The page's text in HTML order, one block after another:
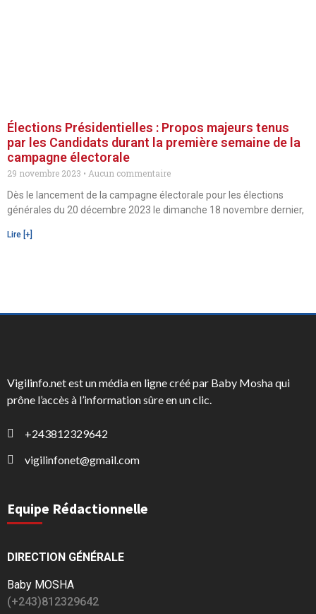
Élections Présidentielles : Propos majeurs tenus
par les Candidats durant la première semaine de la
campagne électorale
29 novembre 2023
Aucun commentaire
Dès le lancement de la campagne électorale pour les élections
générales du 20 décembre 2023 le dimanche 18 novembre dernier,
Lire [+]
Vigilinfo.net est un média en ligne créé par Baby Mosha qui
prône l’accès à l’information sûre en un clic.
+243812329642
vigilinfonet@gmail.com
Equipe Rédactionnelle
DIRECTION GÉNÉRALE
Baby MOSHA
(+243)812329642